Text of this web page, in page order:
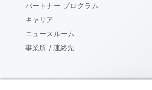
パートナー プログラム
キャリア
ニュースルーム
事業所 / 連絡先